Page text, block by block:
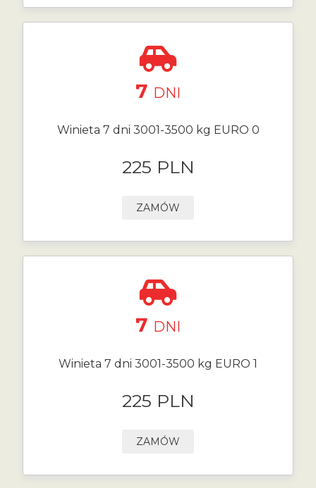
7 DNI
Winieta 7 dni 3001-3500 kg EURO 0
225 PLN
ZAMÓW
7 DNI
Winieta 7 dni 3001-3500 kg EURO 1
225 PLN
ZAMÓW